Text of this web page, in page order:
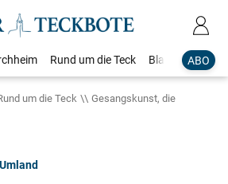
ABO
Rund um die Teck Blaulicht
um die Teck
Gesangskunst, die